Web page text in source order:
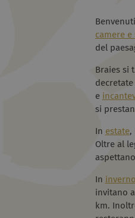
camere e
del
Braies si
e
si
In estate,
Oltre al
In inverno
invitano
km.